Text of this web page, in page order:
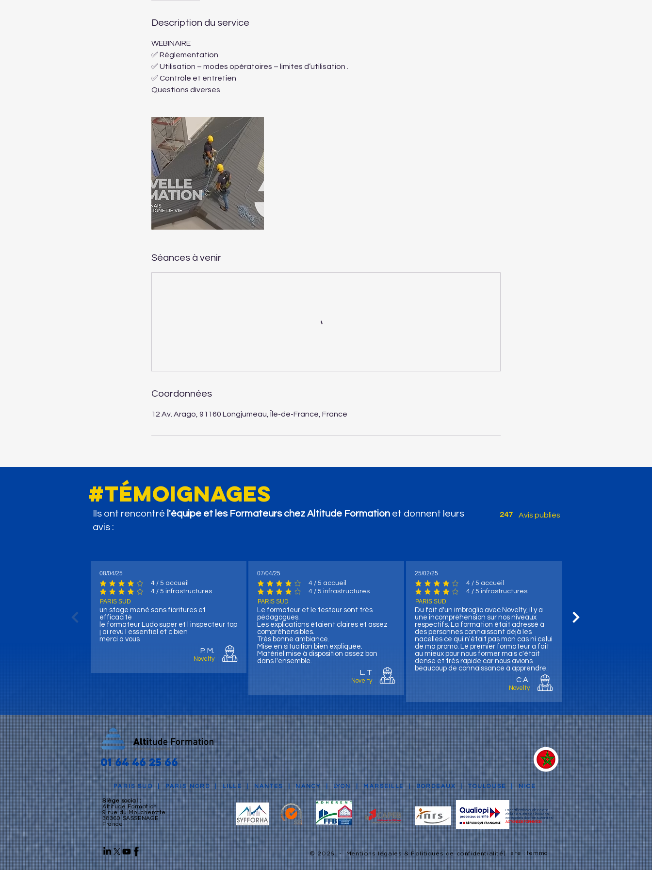
Description du service
WEBINAIRE
✅ Réglementation
✅ Utilisation – modes opératoires – limites d’utilisation .
✅ Contrôle et entretien
Questions diverses
Séances à venir
Coordonnées
12 Av. Arago, 91160 Longjumeau, Île-de-France, France
#témoignages
Ils ont rencontré l'équipe et les Formateurs chez Altitude Formation et donnent leurs
avis :
247 Avis publiés
08/04/25
4 / 5 accueil
la note moyenne est 4 sur 5, d'après 4 votes, / 5 accueil
4 / 5 infrastructures
la note moyenne est 4 sur 5, d'après 4 votes, / 5 infrastructures
PARIS SUD
un stage mené sans fioritures et
efficacité
le formateur Ludo super et l inspecteur top
j ai revu l essentiel et c bien
merci a vous
P. M.
Novelty
07/04/25
4 / 5 accueil
la note moyenne est 4 sur 5, d'après 4 votes, / 5 accueil
4 / 5 infrastructures
la note moyenne est 4 sur 5, d'après 4 votes, / 5 infrastructures
PARIS SUD
Le formateur et le testeur sont très
pédagogues.
Les explications étaient claires et assez
compréhensibles.
Très bonne ambiance.
Mise en situation bien expliquée.
Matériel mise à disposition assez bon
dans l'ensemble.
L. T
Novelty
25/02/25
4 / 5 accueil
la note moyenne est 4 sur 5, d'après 4 votes, / 5 accueil
4 / 5 infrastructures
la note moyenne est 4 sur 5, d'après 4 votes, / 5 infrastructures
PARIS SUD
Du fait d'un imbroglio avec Novelty, il y a
une incompréhension sur nos niveaux
respectifs. La formation était adressé à
des personnes connaissant déjà les
nacelles ce qui n'était pas mon cas ni celui
de ma promo. Le premier formateur a fait
au mieux pour nous former mais c'était
dense et très rapide car nous avions
beaucoup de connaissance à apprendre.
C.A.
Novelty
01 64 46 25 66
PARIS SUD|PARIS NORD|LILLE|NANTES|NANCY|LYON|MARSEILLE|BORDEAUX|TOULOUSE|NICE
Siège social :
Altitude Formation
9 rue du Moucherotte
38360 SASSENAGE
France
La certification qualité à été
délivrée au titre de la ou des
catégories d'action suivantes :
ACTIONS DE FORMATION
© 2026 -Mentions légales & Politiques de confidentialité| site : temma